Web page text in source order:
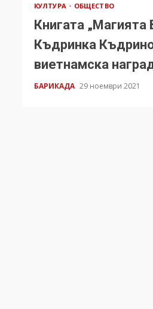
КУЛТУРА ОБЩЕСТВО
Книгата „Магията
Къдринка
виетнамска
БАРИКАДА 29 ноември 2021